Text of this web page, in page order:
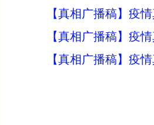
【真相广播稿】疫
【真相广播稿】疫
【真相广播稿】疫